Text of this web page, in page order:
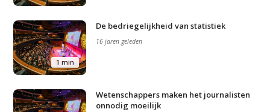
Podcast
Artikelen
1 min
De bedriegelijkheid van statistiek
16 jaren geleden
Wetenschappers maken het journalisten
onnodig moeilijk